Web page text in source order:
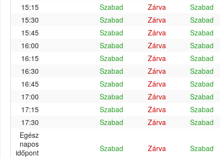
15:15
Szabad Zárva
Szabad
15:30
Szabad Zárva
Szabad
15:45
Szabad Zárva
Szabad
16:00
Szabad Zárva
Szabad
16:15
Szabad Zárva
Szabad
16:30
Szabad Zárva
Szabad
16:45
Szabad Zárva
Szabad
17:00
Szabad Zárva
Szabad
17:15
Szabad Zárva
Szabad
17:30
Szabad Zárva
Szabad
Egész
napos
időpont
Szabad Zárva Szabad